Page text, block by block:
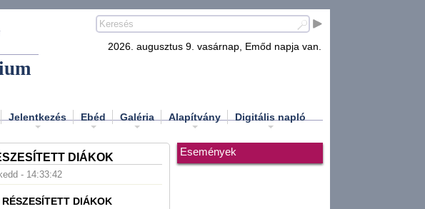
2026. augusztus 9. vasárnap, Emőd napja van.
Jelentkezés Ebéd Galéria Alapítvány Digitális napló
DIÁKOK
- 14:33:42
DIÁKOK
Események